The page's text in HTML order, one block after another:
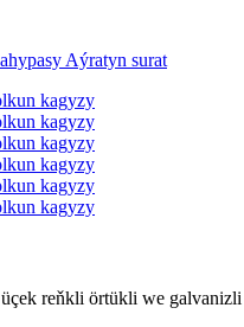
reňkli örtükli we